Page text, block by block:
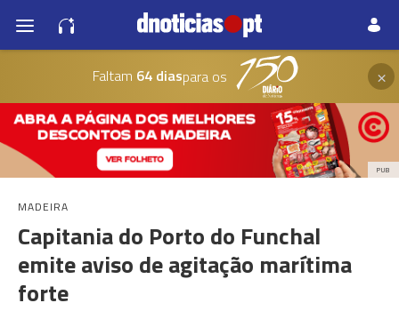
Faltam 64 diaspara os ×
PUB
MADEIRA
Capitania do Porto do Funchal
emite aviso de agitação marítima
forte